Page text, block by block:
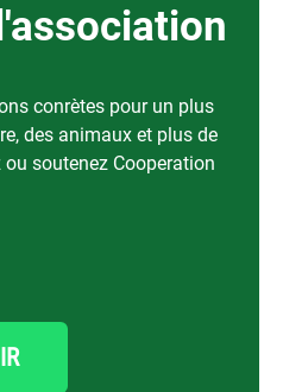
conrètes pour un plus
des animaux et plus de
soutenez Cooperation